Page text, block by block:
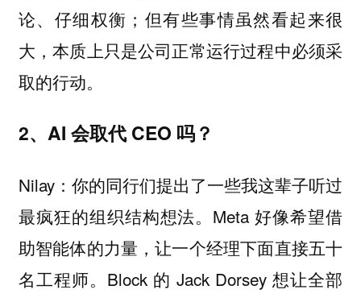
论、仔细权衡；但有些事情虽然看起来很
大，本质上只是公司正常运行过程中必须采
取的行动。
2、AI 会取代 CEO 吗？
Nilay：你的同行们提出了一些我这辈子听过
最疯狂的组织结构想法。Meta 好像希望借
助智能体的力量，让一个经理下面直接五十
名工程师。Block 的 Jack Dorsey 想让全部